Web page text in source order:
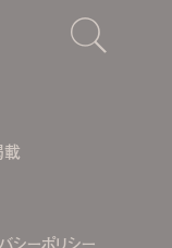
シーポリシー